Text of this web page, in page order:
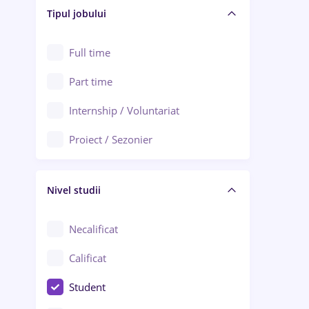
Arad
Baia Mare
Bârlad
Bistrița (Bistrița-Năsăud)
Asigurări
Au pair / Babysitter / Curățenie
Audit / Consultanță
Auto / Echipamente
Automatizări
Cercetare - dezvoltare
Chimie / Biochimie
Confecții / Design vestimentar
Construcții / Instalații
Tipul jobului
Full time
Part time
Internship / Voluntariat
Proiect / Sezonier
Nivel studii
Necalificat
Calificat
Student